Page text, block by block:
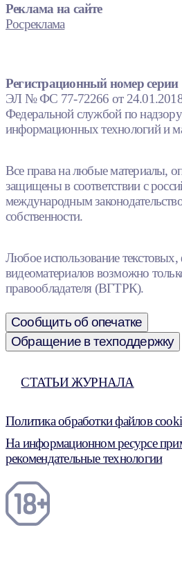
Реклама на сайте
Росреклама
Регистрационный номер серии
ЭЛ № ФС 77-72266 от 24.01.2018.
Федеральной службой по надзору
информационных технологий и
Все права на любые материалы,
защищены в соответствии с
международным
собственности.
Любое использование
видеоматериалов возможно
правообладателя (ВГТРК).
Сообщить об опечатке
Обращение в техподдержку
СТАТЬИ ЖУРНАЛА
Политика обработки файлов
На информационном ресурсе
рекомендательные технологии